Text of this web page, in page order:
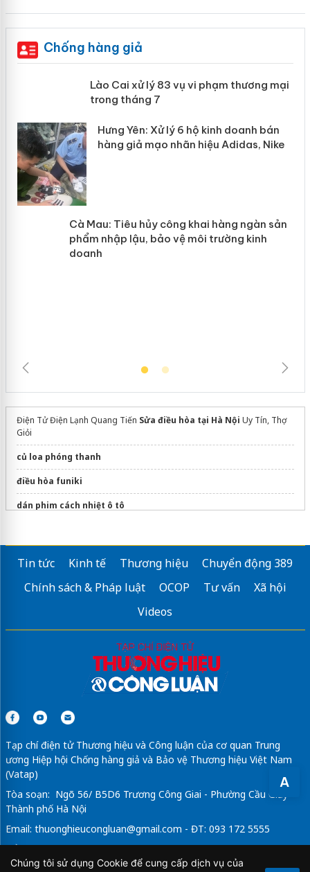
A
Chống hàng giả
Lào Cai xử lý 83 vụ vi phạm thương
mại trong tháng 7
Điện Tử Điện Lạnh Quang Tiến Sửa điều hòa tại Hà Nội Uy Tín, Thợ
Giỏi
củ loa phóng thanh
điều hòa funiki
dán phim cách nhiệt ô tô
Tin tức Kinh tế Thương hiệu
Chuyển động 389
Chính sách & Pháp luật
OCOP Tư vấn
Xã hội
Videos
Tạp chí điện tử Thương hiệu và Công luận của cơ quan Trung
ương Hiệp hội Chống hàng giả và Bảo vệ Thương hiệu Việt Nam
(Vatap)
Tòa soạn: Ngõ 56/ B5D6 Trương Công Giai - Phường Cầu Giấy -
Thành phố Hà Nội
Email: thuonghieucongluan@gmail.com - ĐT: 093 172 5555
Tổng Biên Tập: Vũ Đức Thuận
Giấy phép hoạt động báo chí điện tử số 64/GP-BTTTT do Bộ
Chúng tôi sử dụng Cookie để cung cấp dịch vụ của